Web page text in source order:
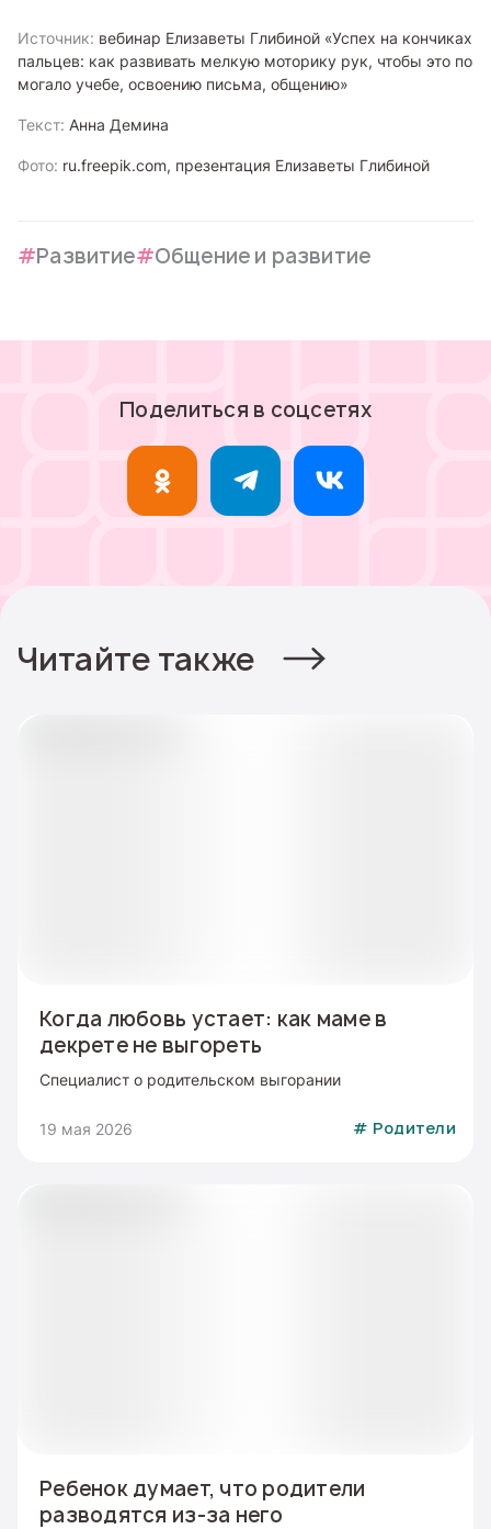
Источник: вебинар Елизаветы Глибиной «Успех на кончиках
пальцев: как развивать мелкую моторику рук, чтобы это по
могало учебе, освоению письма, общению»
Текст: Анна Демина
Фото: ru.freepik.com, презентация Елизаветы Глибиной
Развитие Общение и развитие
Поделиться в соцсетях
Читайте также
Когда любовь устает: как маме в
декрете не выгореть
Специалист о родительском выгорании
19 мая 2026 # Родители
Ребенок думает, что родители
разводятся из-за него